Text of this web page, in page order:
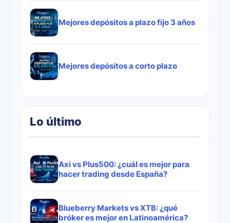
Mejores depósitos a plazo fijo 3 años
Mejores depósitos a corto plazo
Lo último
Axi vs Plus500: ¿cuál es mejor para
hacer trading desde España?
Blueberry Markets vs XTB: ¿qué
bróker es mejor en Latinoamérica?